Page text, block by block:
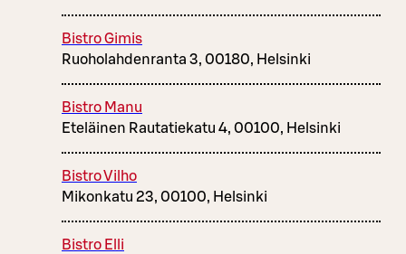
Bistro Gimis
Ruoholahdenranta 3, 00180, Helsinki
Bistro Manu
Eteläinen Rautatiekatu 4, 00100, Helsinki
Bistro Vilho
Mikonkatu 23, 00100, Helsinki
Bistro Elli